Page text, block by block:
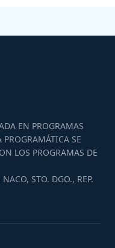
EN PROGRAMAS
SE
LOS PROGRAMAS DE
STO. DGO., REP.